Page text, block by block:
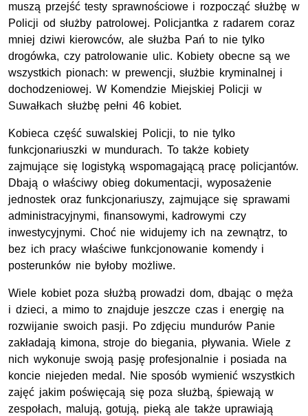
muszą przejść testy sprawnościowe i rozpocząć służbę w
Policji od służby patrolowej. Policjantka z radarem coraz
mniej dziwi kierowców, ale służba Pań to nie tylko
drogówka, czy patrolowanie ulic. Kobiety obecne są we
wszystkich pionach: w prewencji, służbie kryminalnej i
dochodzeniowej. W Komendzie Miejskiej Policji w
Suwałkach służbę pełni 46 kobiet.
Kobieca część suwalskiej Policji, to nie tylko
funkcjonariuszki w mundurach. To także kobiety
zajmujące się logistyką wspomagającą pracę policjantów.
Dbają o właściwy obieg dokumentacji, wyposażenie
jednostek oraz funkcjonariuszy, zajmujące się sprawami
administracyjnymi, finansowymi, kadrowymi czy
inwestycyjnymi. Choć nie widujemy ich na zewnątrz, to
bez ich pracy właściwe funkcjonowanie komendy i
posterunków nie byłoby możliwe.
Wiele kobiet poza służbą prowadzi dom, dbając o męża
i dzieci, a mimo to znajduje jeszcze czas i energię na
rozwijanie swoich pasji. Po zdjęciu mundurów Panie
zakładają kimona, stroje do biegania, pływania. Wiele z
nich wykonuje swoją pasję profesjonalnie i posiada na
koncie niejeden medal. Nie sposób wymienić wszystkich
zajęć jakim poświęcają się poza służbą, śpiewają w
zespołach, malują, gotują, pieką ale także uprawiają